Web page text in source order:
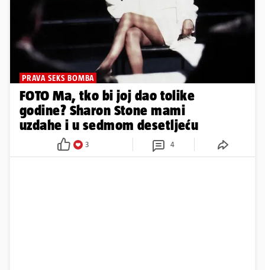
PRAVA SEKS BOMBA
FOTO Ma, tko bi joj dao tolike
godine? Sharon Stone mami
uzdahe i u sedmom desetljeću
3 4